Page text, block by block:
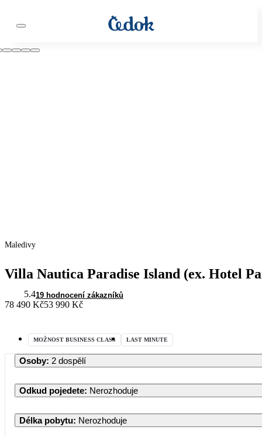
Maledivy
Villa Nautica Paradise Island (ex. Hotel
5.419 hodnocení zákazníků
78 490 Kč53 990 Kč
MOŽNOST BUSINESS CLASS LAST MINUTE
Osoby: 2 dospělí
Odkud pojedete: Nerozhoduje
Délka pobytu: Nerozhoduje